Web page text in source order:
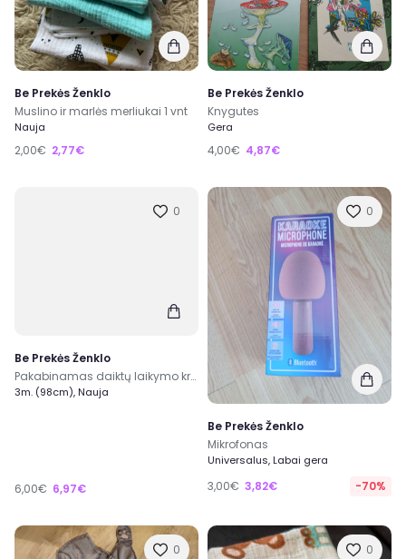
Be Prekės Ženklo
Muslino ir marlės merliukai 1 vnt
Nauja
2,00€ 2,77€
Be Prekės Ženklo
Knygutes
Gera
4,00€ 4,87€
0
Be Prekės Ženklo
Pakabinamas daiktų laikymo krepšys
3m. (98cm), Nauja
6,00€ 6,97€
0
Be Prekės Ženklo
Mikrofonas
Universalus, Labai gera
3,00€ 3,82€ -70%
0 0